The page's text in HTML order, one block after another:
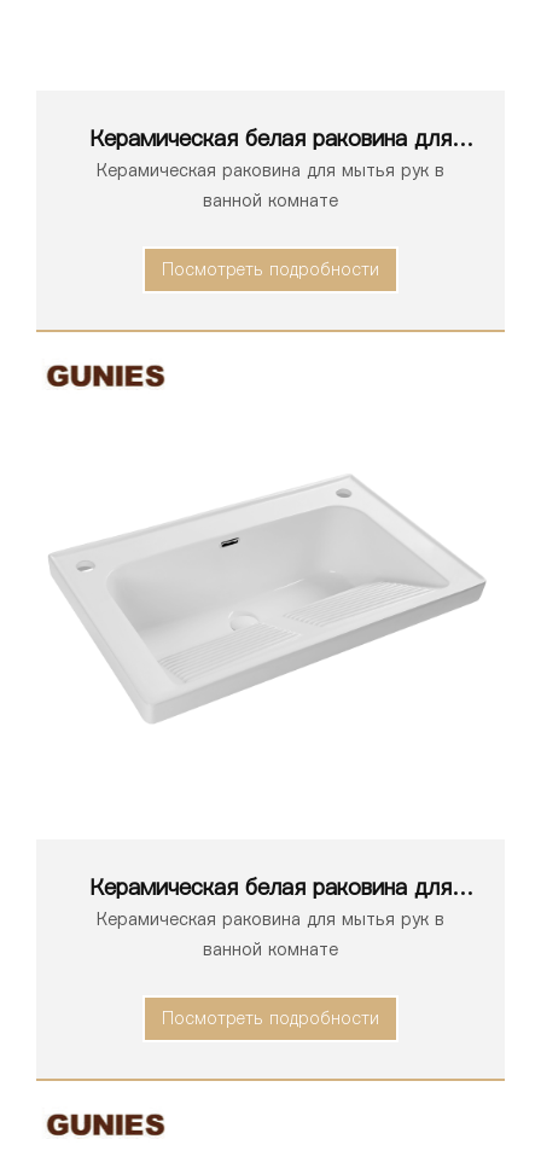
Керамическая белая раковина для
ванной комнаты серии 1196
Керамическая раковина для мытья рук в
ванной комнате
Посмотреть подробности
Керамическая белая раковина для
ванной комнаты серии 1195
Керамическая раковина для мытья рук в
ванной комнате
Посмотреть подробности